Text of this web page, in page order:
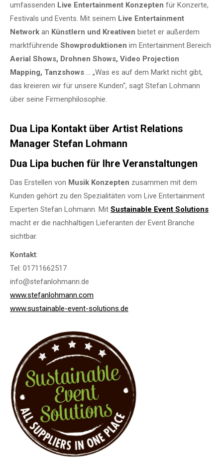
umfassenden Live Entertainment Konzepten für Konzerte,
Festivals und Events. Mit seinem Live Entertainment
Network an Künstlern und Kreativen bietet er außerdem
marktführende Showproduktionen im Entertainment Bereich
Aerial Shows, Drohnen Shows, Video Projection
Mapping, Tanzshows … „Was es auf dem Markt nicht gibt,
das kreieren wir für unsere Kunden“, sagt Stefan Lohmann
über seine Firmenphilosophie.
Dua Lipa Kontakt über Artist Relations
Manager Stefan Lohmann
Dua Lipa buchen für Ihre Veranstaltungen
Das Erstellen von Musik Konzepten zusammen mit dem
Kunden gehört zu den Spezialitäten vom Live Entertainment
Experten Stefan Lohmann. Mit Sustainable Event Solutions
macht er die nachhaltigen Lieferanten der Event Branche
sichtbar.
Kontakt:
Tel: 01711662517
info@stefanlohmann.de
www.stefanlohmann.com
www.sustainable-event-solutions.de